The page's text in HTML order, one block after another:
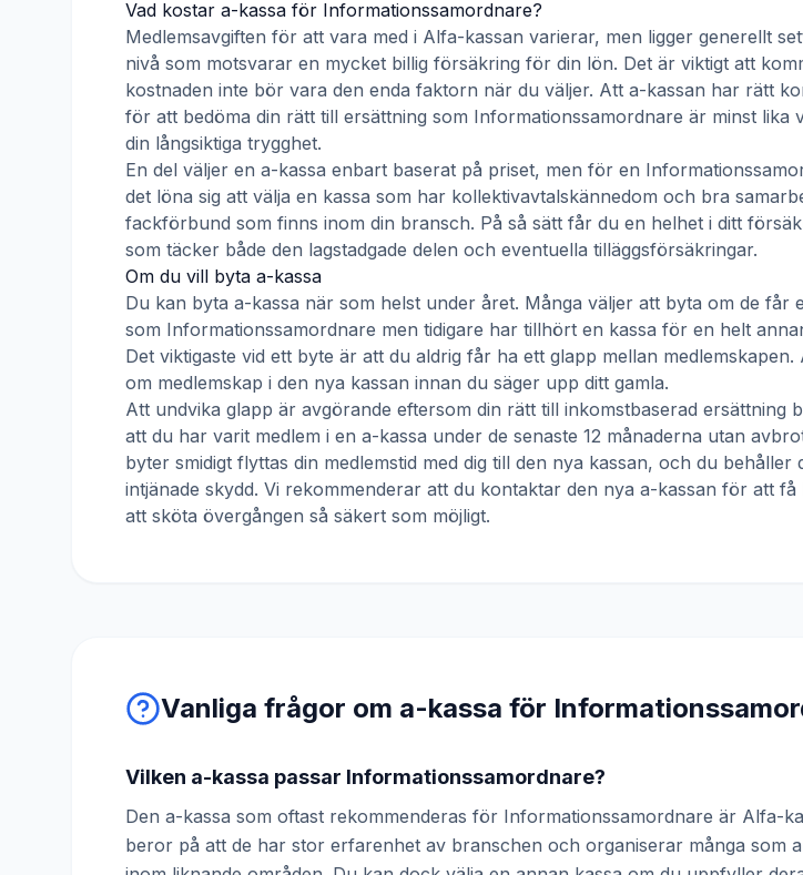
Vad kostar a-kassa för Informationssamordnare?
Medlemsavgiften för att vara med i Alfa-kassan varierar, men ligger generellt
nivå som motsvarar en mycket billig försäkring för din lön. Det är viktigt att
kostnaden inte bör vara den enda faktorn när du väljer. Att a-kassan har rätt
för att bedöma din rätt till ersättning som Informationssamordnare är minst lika
din långsiktiga trygghet.
En del väljer en a-kassa enbart baserat på priset, men för en
det löna sig att välja en kassa som har kollektivavtalskännedom och bra
fackförbund som finns inom din bransch. På så sätt får du en helhet i ditt
som täcker både den lagstadgade delen och eventuella tilläggsförsäkringar.
Om du vill byta a-kassa
Du kan byta a-kassa när som helst under året. Många väljer att byta om de får
som Informationssamordnare men tidigare har tillhört en kassa för en helt
Det viktigaste vid ett byte är att du aldrig får ha ett glapp mellan medlemskapen.
om medlemskap i den nya kassan innan du säger upp ditt gamla.
Att undvika glapp är avgörande eftersom din rätt till inkomstbaserad ersättning
att du har varit medlem i en a-kassa under de senaste 12 månaderna utan
byter smidigt flyttas din medlemstid med dig till den nya kassan, och du behåller
intjänade skydd. Vi rekommenderar att du kontaktar den nya a-kassan för att få
att sköta övergången så säkert som möjligt.
Vanliga frågor om a-kassa för
Vilken a-kassa passar Informationssamordnare?
Den a-kassa som oftast rekommenderas för Informationssamordnare är Alfa-
beror på att de har stor erfarenhet av branschen och organiserar många som